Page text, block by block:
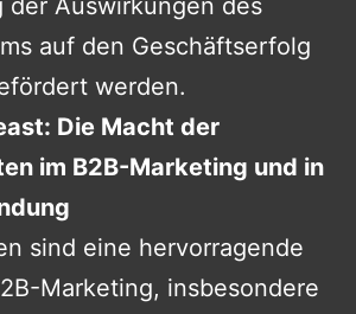
der Auswirkungen des
auf den Geschäftserfolg
werden.
Die Macht der
im B2B-Marketing und in
sind eine hervorragende
Marketing, insbesondere